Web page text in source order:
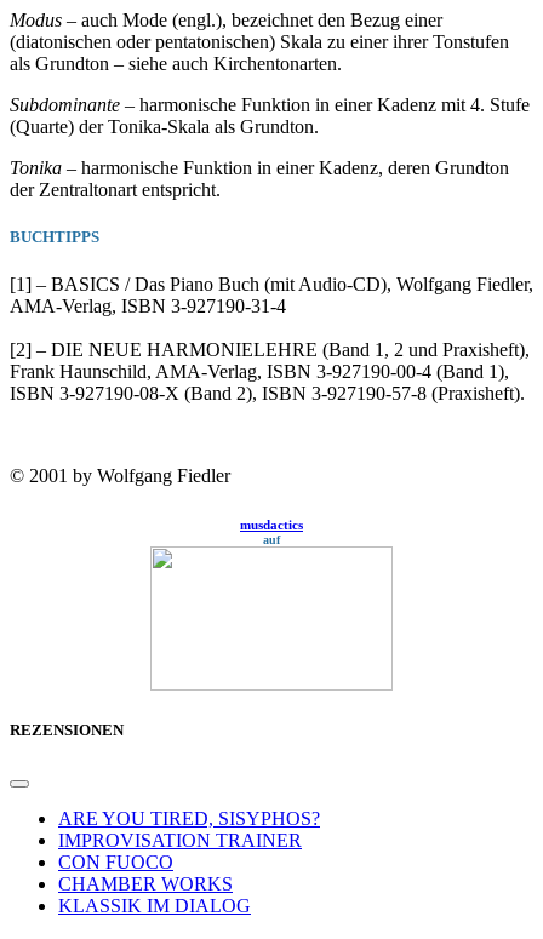
Modus – auch Mode (engl.), bezeichnet den Bezug einer
(diatonischen oder pentatonischen) Skala zu einer ihrer Tonstufen
als Grundton – siehe auch Kirchentonarten.
Subdominante – harmonische Funktion in einer Kadenz mit 4. Stufe
(Quarte) der Tonika-Skala als Grundton.
Tonika – harmonische Funktion in einer Kadenz, deren Grundton
der Zentraltonart entspricht.
BUCHTIPPS
[1] – BASICS / Das Piano Buch (mit Audio-CD), Wolfgang Fiedler,
AMA-Verlag, ISBN 3-927190-31-4
[2] – DIE NEUE HARMONIELEHRE (Band 1, 2 und Praxisheft),
Frank Haunschild, AMA-Verlag, ISBN 3-927190-00-4 (Band 1),
ISBN 3-927190-08-X (Band 2), ISBN 3-927190-57-8 (Praxisheft).
© 2001 by Wolfgang Fiedler
musdactics
auf
REZENSIONEN
ARE YOU TIRED, SISYPHOS?
IMPROVISATION TRAINER
CON FUOCO
CHAMBER WORKS
KLASSIK IM DIALOG